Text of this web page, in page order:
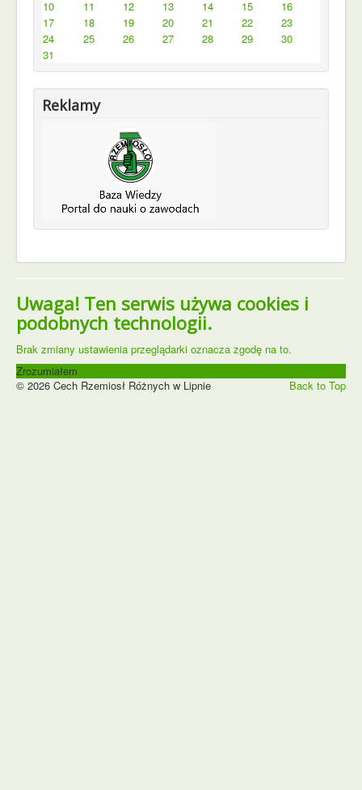
10 11 12 13 14 15
16
17
18 19 20 21 22
23
24
25 26 27 28 29
30
31
Reklamy
Uwaga! Ten serwis używa cookies i
podobnych technologii.
Brak zmiany ustawienia przeglądarki oznacza zgodę na to.
Zrozumiałem
Back to Top
© 2026 Cech Rzemiosł Różnych w Lipnie